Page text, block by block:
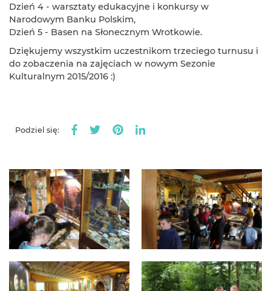
Dzień 4 - warsztaty edukacyjne i konkursy w
Narodowym Banku Polskim,
Dzień 5 - Basen na Słonecznym Wrotkowie.
Dziękujemy wszystkim uczestnikom trzeciego turnusu i
do zobaczenia na zajęciach w nowym Sezonie
Kulturalnym 2015/2016 :)
Podziel się: